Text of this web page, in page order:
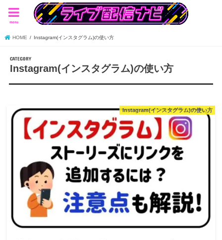
menu
HOME Instagram(インスタグラム)の使い方
Instagram(インスタグラム)の使い方
Instagram(インスタグラム)の使い方